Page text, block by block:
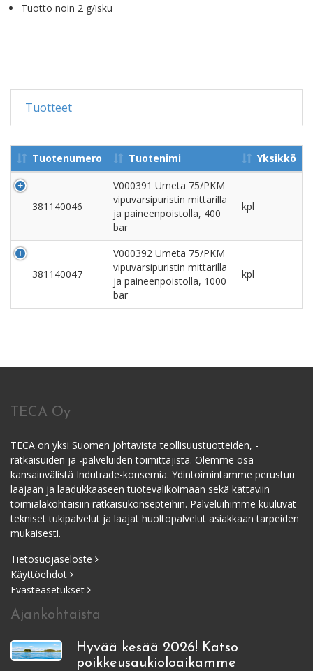
Tuotto noin 2 g/isku
Tuotteet
Tuotenumero Tuotenimi Yksikkö
381140046
V000391 Umeta 75/PKM
vipuvarsipuristin mittarilla
ja paineenpoistolla, 400
bar
kpl
381140047
V000392 Umeta 75/PKM
vipuvarsipuristin mittarilla
ja paineenpoistolla, 1000
bar
kpl
TECA Oy
TECA on yksi Suomen johtavista teollisuustuotteiden, -
ratkaisuiden ja -palveluiden toimittajista. Olemme osa
kansainvälistä Indutrade-konsernia. Ydintoimintamme perustuu
laajaan ja laadukkaaseen tuotevalikoimaan sekä kattaviin
toimialakohtaisiin ratkaisukonsepteihin. Palveluihimme kuuluvat
tekniset tukipalvelut ja laajat huoltopalvelut asiakkaan tarpeiden
mukaisesti.
Tietosuojaseloste
Käyttöehdot
Evästeasetukset
Ajankohtaista
Hyvää kesää 2026! Katso
poikkeusaukioloaikamme